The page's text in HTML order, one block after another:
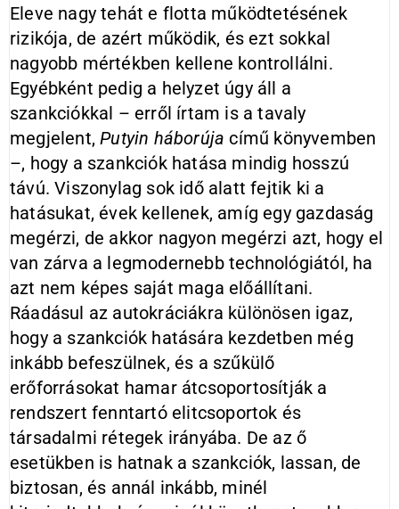
Eleve nagy tehát e flotta működtetésének
rizikója, de azért működik, és ezt sokkal
nagyobb mértékben kellene kontrollálni.
Egyébként pedig a helyzet úgy áll a
szankciókkal – erről írtam is a tavaly
megjelent,Putyin háborúja című könyvemben
–, hogy a szankciók hatása mindig hosszú
távú. Viszonylag sok idő alatt fejtik ki a
hatásukat, évek kellenek, amíg egy gazdaság
megérzi, de akkor nagyon megérzi azt, hogy el
van zárva a legmodernebb technológiától, ha
azt nem képes saját maga előállítani.
Ráadásul az autokráciákra különösen igaz,
hogy a szankciók hatására kezdetben még
inkább befeszülnek, és a szűkülő
erőforrásokat hamar átcsoportosítják a
rendszert fenntartó elitcsoportok és
társadalmi rétegek irányába. De az ő
esetükben is hatnak a szankciók, lassan, de
biztosan, és annál inkább, minél